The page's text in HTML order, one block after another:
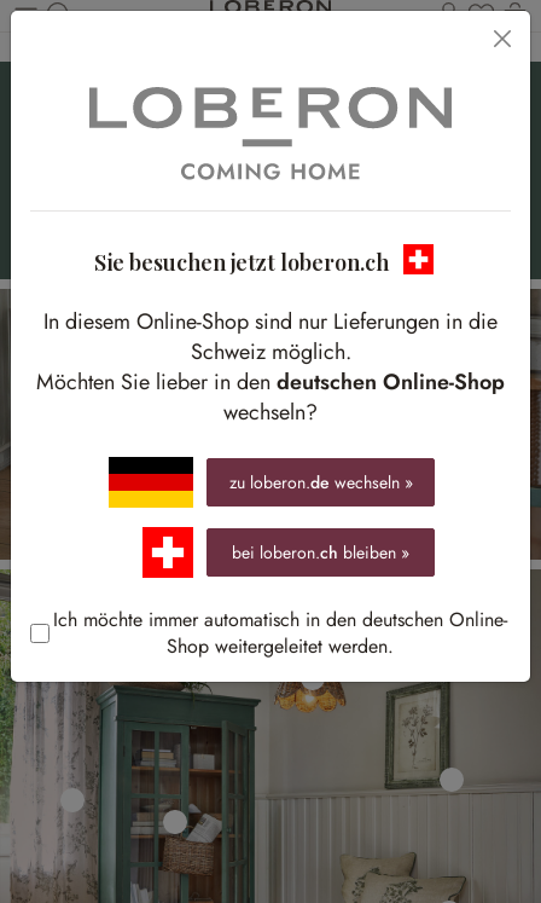
Du
Landhaus-Entrée
Natürlich inspiriert mit Grüntönen, floralen Mustern und
Rattan
Sie besuchen jetzt loberon.ch
In diesem Online-Shop sind nur Lieferungen in die
Schweiz möglich.
Möchten Sie lieber in den deutschen Online-Shop
wechseln?
zu loberon.de wechseln »
bei loberon.ch bleiben »
Ich möchte immer automatisch in den deutschen Online-
Shop weitergeleitet werden.